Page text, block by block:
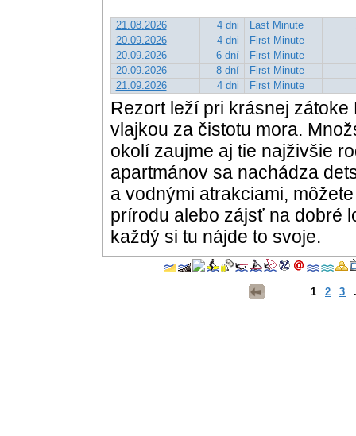
21.08.2026 4 dni Last Minute
20.09.2026
4 dni
First Minute
20.09.2026
6 dní
First Minute
20.09.2026
8 dní
First Minute
21.09.2026
4 dni First Minute
Rezort leží pri krásnej
vlajkou za čistotu mora.
okolí zaujme aj tie najživšie
apartmánov sa nachádza
a vodnými atrakciami,
prírodu alebo zájsť na dobré
každý si tu nájde to svoje.
1 2 3